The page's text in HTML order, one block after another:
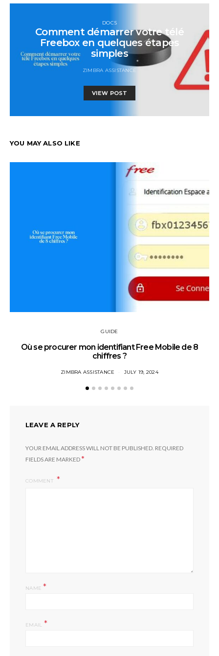
DOCS
Comment démarrer votre télé
Freebox en quelques étapes
simples
ZIMBRA ASSISTANCE
VIEW POST
YOU MAY ALSO LIKE
GUIDE
Où se procurer mon identifiant Free Mobile de 8
chiffres ?
ZIMBRA ASSISTANCE JULY 19, 2024
LEAVE A REPLY
YOUR EMAIL ADDRESS WILL NOT BE PUBLISHED. REQUIRED
FIELDS ARE MARKED*
COMMENT
NAME *
EMAIL *